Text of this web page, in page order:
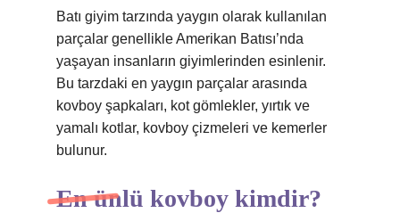
Batı giyim tarzında yaygın olarak kullanılan
parçalar genellikle Amerikan Batısı’nda
yaşayan insanların giyimlerinden esinlenir.
Bu tarzdaki en yaygın parçalar arasında
kovboy şapkaları, kot gömlekler, yırtık ve
yamalı kotlar, kovboy çizmeleri ve kemerler
bulunur.
En ünlü kovboy kimdir?